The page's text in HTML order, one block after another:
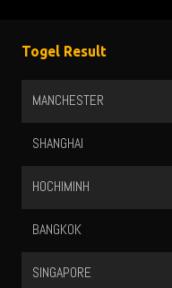
Togel Result
MANCHESTER
SHANGHAI
HOCHIMINH
BANGKOK
SINGAPORE